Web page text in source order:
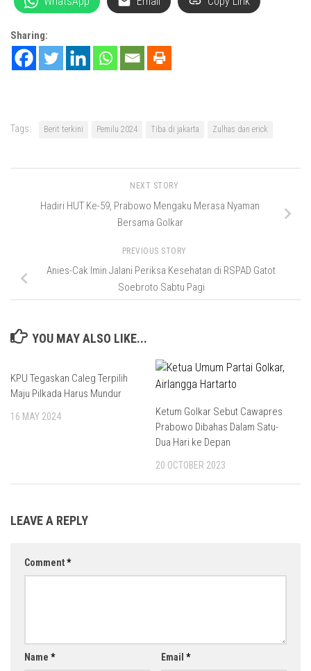
Sharing:
Tags: Berit terkini Pemilu 2024 Tiba di jakarta Zulhas dan erick
NEXT STORY
Hadiri HUT Ke-59, Prabowo Mengaku Merasa Nyaman
Bersama Golkar
PREVIOUS STORY
Anies-Cak Imin Jalani Periksa Kesehatan di RSPAD Gatot
Soebroto Sabtu Pagi
YOU MAY ALSO LIKE...
KPU Tegaskan Caleg Terpilih
Maju Pilkada Harus Mundur
16 MAY 2024
Ketum Golkar Sebut Cawapres
Prabowo Dibahas Dalam Satu-
Dua Hari ke Depan
20 OCTOBER 2023
LEAVE A REPLY
Comment*
Name * Email *